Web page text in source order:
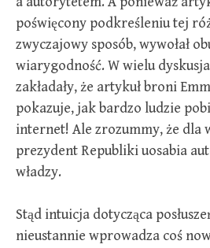
poświęcony podkreśleniu tej
zwyczajowy sposób, wywołał
wiarygodność. W wielu
zakładały, że artykuł broni
pokazuje, jak bardzo ludzie
internet! Ale zrozummy, że dla
prezydent Republiki uosabia
władzy.
Stąd intuicja dotycząca
nieustannie wprowadza coś